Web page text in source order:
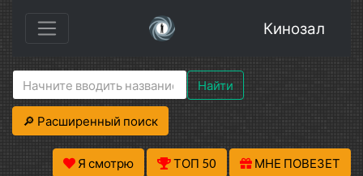
Кинозал
Найти
🔎 Расширенный поиск
Я смотрю ТОП 50 МНЕ ПОВЕЗЕТ